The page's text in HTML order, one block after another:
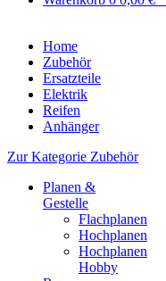
Home
Zubehör
Ersatzteile
Elektrik
Reifen
Anhänger
Zur Kategorie Zubehör
Planen &
Gestelle
Flachplanen
Hochplanen
Hochplanen
Hobby